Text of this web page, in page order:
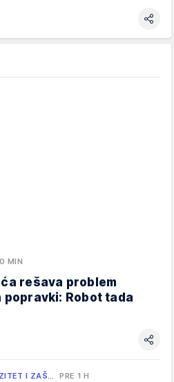
MIN
rešava problem
Robot tada
I ZAŠ… PRE 1 H